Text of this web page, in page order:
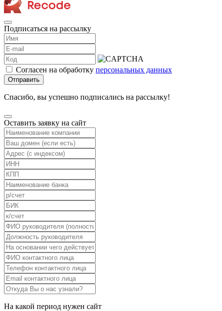
Подписаться на рассылку
Согласен на обработку персональных данных
Отправить
Спасибо, вы успешно подписались на рассылку!
Оставить заявку на сайт
На какой период нужен сайт